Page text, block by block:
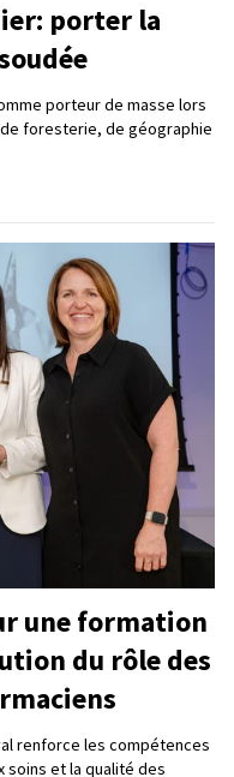
porter la
porteur de masse lors
foresterie, de géographie
une formation
du rôle des
renforce les compétences
soins et la qualité des